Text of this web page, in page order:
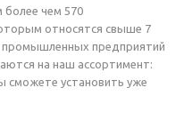
более чем 570
относятся свыше 7
промышленных предприятий
на наш ассортимент:
сможете установить уже